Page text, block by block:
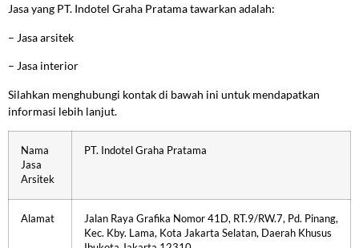
Jasa yang PT. Indotel Graha Pratama tawarkan adalah:
– Jasa arsitek
– Jasa interior
Silahkan menghubungi kontak di bawah ini untuk mendapatkan
informasi lebih lanjut.
Nama
Jasa
Arsitek
PT. Indotel Graha Pratama
Alamat
Jalan Raya Grafika Nomor 41D, RT.9/RW.7, Pd. Pinang,
Kec. Kby. Lama, Kota Jakarta Selatan, Daerah Khusus